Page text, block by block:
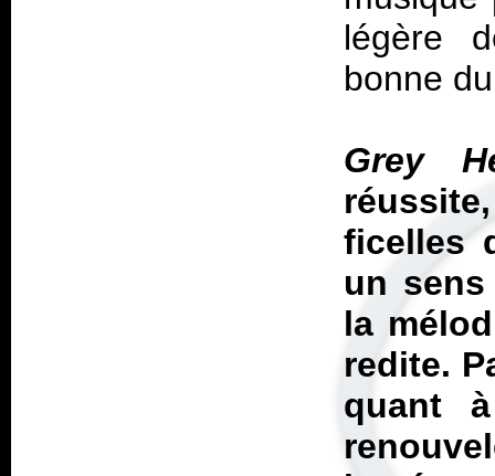
légère
bonne
Grey
ficelles
un sens
la
redite.
quant